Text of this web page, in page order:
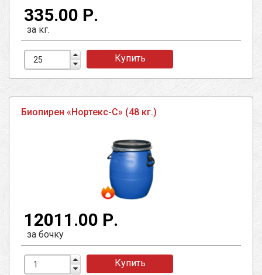
335.00 Р.
за кг.
Купить
Биопирен «Нортекс-С» (48 кг.)
12011.00 Р.
за бочку
Купить